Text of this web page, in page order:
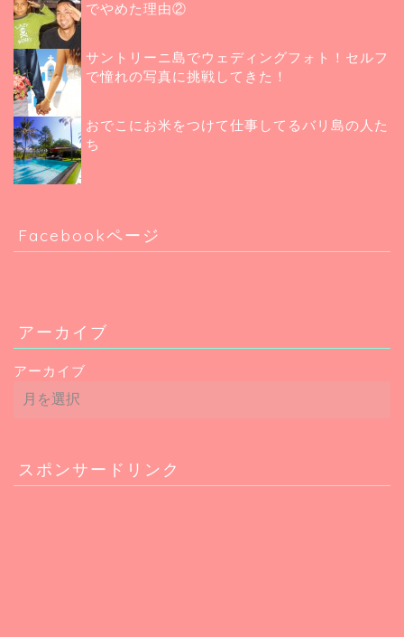
でやめた理由②
サントリーニ島でウェディングフォト！セルフ
で憧れの写真に挑戦してきた！
おでこにお米をつけて仕事してるバリ島の人た
ち
Facebookページ
アーカイブ
アーカイブ
スポンサードリンク